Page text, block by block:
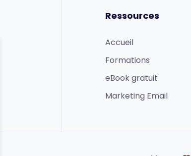
Ressources
Accueil
Formations
eBook gratuit
Marketing Email